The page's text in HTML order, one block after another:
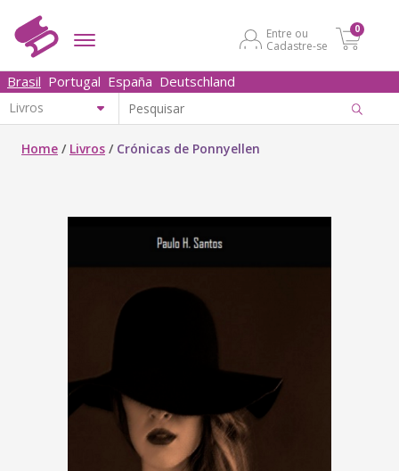
Entre ou
Cadastre-se
0
Brasil Portugal España Deutschland
Home / Livros / Crónicas de Ponnyellen